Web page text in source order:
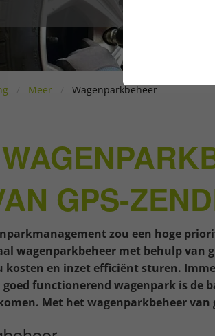
Meer Wagenparkbeheer
GPS-
zou een hoge
wagenparkbeheer met behulp van
en inzet efficiënt sturen.
functionerend wagenpark is de
Met het wagenparkbeheer